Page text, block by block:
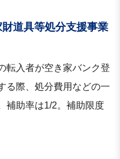
道具等処分支援事業
転入者が空き家バンク登
る際、処分費用などの一
補助率は1/2。補助限度